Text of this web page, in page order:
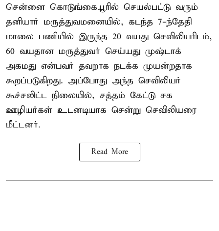
சென்னை கொடுங்கையூரில் செயல்பட்டு வரும்
தனியார் மருத்துவமனையில், கடந்த 7-ந்தேதி
மாலை பணியில் இருந்த 20 வயது செவிலியரிடம்,
60 வயதான மருத்துவர் செய்யது முஷ்டாக்
அகமது என்பவர் தவறாக நடக்க முயன்றதாக
கூறப்படுகிறது. அப்போது அந்த செவிலியர்
கூச்சலிட்ட நிலையில், சத்தம் கேட்டு சக
ஊழியர்கள் உடனடியாக சென்று செவிலியரை
மீட்டனர்.
Read More